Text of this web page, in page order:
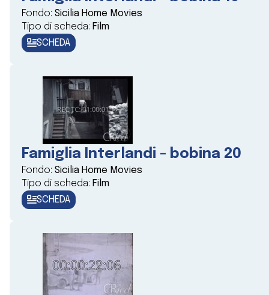
Fondo: Sicilia Home Movies
Tipo di scheda: Film
SCHEDA
Famiglia Interlandi - bobina 20
Fondo: Sicilia Home Movies
Tipo di scheda: Film
SCHEDA